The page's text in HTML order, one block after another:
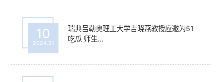
10
2024.31
瑞典吕勒奥理工大学吉晓燕教授应邀为51
吃瓜 师生...